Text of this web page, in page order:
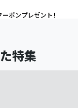
特集
ポンプレゼント！